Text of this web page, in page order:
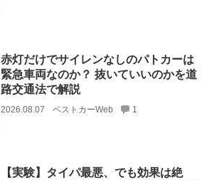
赤灯だけでサイレンなしのパトカーは
緊急車両なのか？ 抜いていいのかを道
路交通法で解説
2026.08.07 ベストカーWeb 1
【実験】タイパ最悪、でも効果は絶